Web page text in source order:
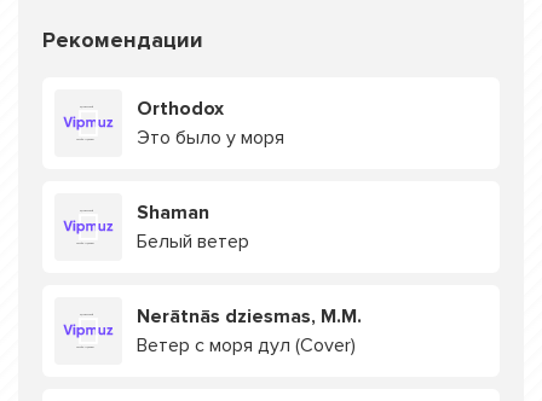
Рекомендации
Orthodox
Это было у моря
Shaman
Белый ветер
Nerātnās dziesmas, M.M.
Ветер с моря дул (Cover)